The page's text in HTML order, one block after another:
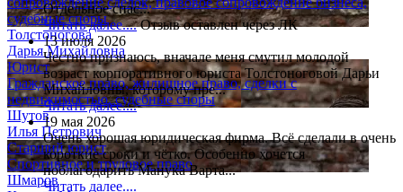
судебные споры
Толстоногова
Дарья Михайловна
Юрист
Гражданское право, жилищное право, сделки с
недвижимостью, судебные споры
Шутов
Илья Петрович
Старший юрист
Спортивное и трудовое право
Шмаров
Отдельное спас...
Читать далее.... Отзыв оставлен через ЛК
13 июля 2026
Честно признаюсь, вначале меня смутил молодой
возраст корпоративного юриста Толстоноговой Дарьи
Михайловны, которому пре...
Читать далее....
19 мая 2026
Очень хорошая юридическая фирма. Всё сделали в очень
короткие сроки и чётко. Особенно хочется
поблагодарить Манука Варта...
Читать далее....